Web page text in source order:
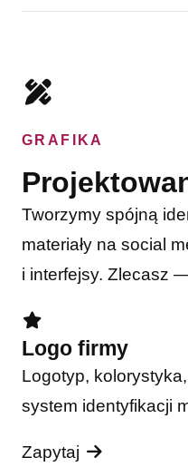
GRAFIKA
Tworzymy spójną
materiały na social
i interfejsy. Zlecasz
Logo firmy
Logotyp,
system identyfikacji
Zapytaj